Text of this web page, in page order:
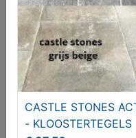
Portugese tegels
CASTLE STONES
- KLOOSTERTEGELS